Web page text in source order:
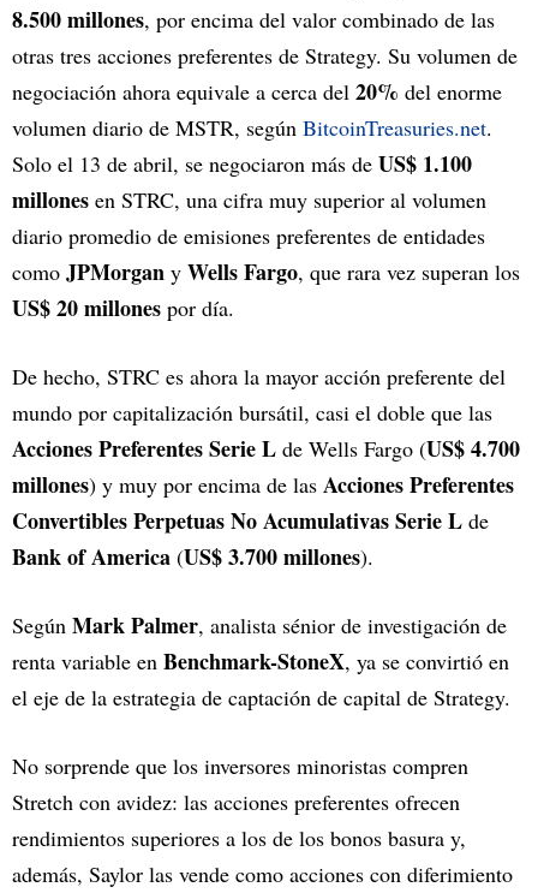
8.500 millones, por encima del valor combinado de las
otras tres acciones preferentes de Strategy. Su volumen de
negociación ahora equivale a cerca del 20% del enorme
volumen diario de MSTR, según BitcoinTreasuries.net.
Solo el 13 de abril, se negociaron más de US$ 1.100
millones en STRC, una cifra muy superior al volumen
diario promedio de emisiones preferentes de entidades
como JPMorgan y Wells Fargo, que rara vez superan los
US$ 20 millones por día.
De hecho, STRC es ahora la mayor acción preferente del
mundo por capitalización bursátil, casi el doble que las
Acciones Preferentes Serie L de Wells Fargo (US$ 4.700
millones) y muy por encima de las Acciones Preferentes
Convertibles Perpetuas No Acumulativas Serie L de
Bank of America (US$ 3.700 millones).
Según Mark Palmer, analista sénior de investigación de
renta variable en Benchmark-StoneX, ya se convirtió en
el eje de la estrategia de captación de capital de Strategy.
No sorprende que los inversores minoristas compren
Stretch con avidez: las acciones preferentes ofrecen
rendimientos superiores a los de los bonos basura y,
además, Saylor las vende como acciones con diferimiento